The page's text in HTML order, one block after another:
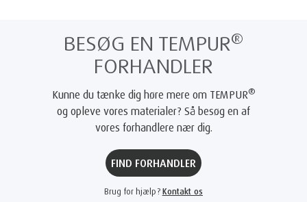
BESØG EN TEMPUR®
FORHANDLER
Kunne du tænke dig høre mere om TEMPUR®
og opleve vores materialer? Så besøg en af
vores forhandlere nær dig.
FIND FORHANDLER
Brug for hjælp? Kontakt os